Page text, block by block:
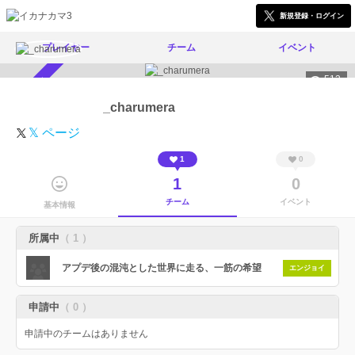
新規登録・ログイン
プレイヤー チーム イベント
513
_charumera
𝕏 ページ
基本情報
1
1
チーム
0
0
イベント
所属中 （ 1 ）
アプデ後の混沌とした世界に走る、一筋の希望 エンジョイ
申請中 （ 0 ）
申請中のチームはありません